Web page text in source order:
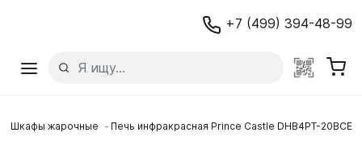
+7 (499) 394-48-99
Шкафы жарочные Печь инфракрасная Prince Castle DHB4PT-20BCE